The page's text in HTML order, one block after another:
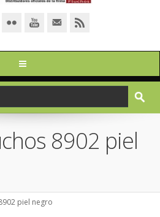
8902 piel
piel negro